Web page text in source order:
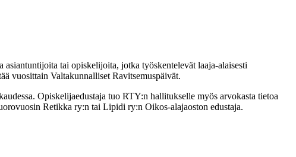
tai opiskelijoita, jotka työskentelevät laaja-alaisesti
vuosittain Valtakunnalliset Ravitsemuspäivät.
Opiskelijaedustaja tuo RTY:n hallitukselle myös arvokasta tietoa
Retikka ry:n tai Lipidi ry:n Oikos-alajaoston edustaja.